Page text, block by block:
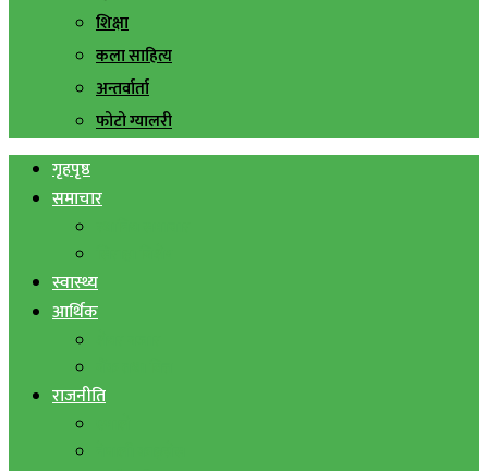
शिक्षा
कला साहित्य
अन्तर्वार्ता
फोटो ग्यालरी
गृहपृष्ठ
समाचार
स्वास्थ्य
आर्थिक
राजनीति